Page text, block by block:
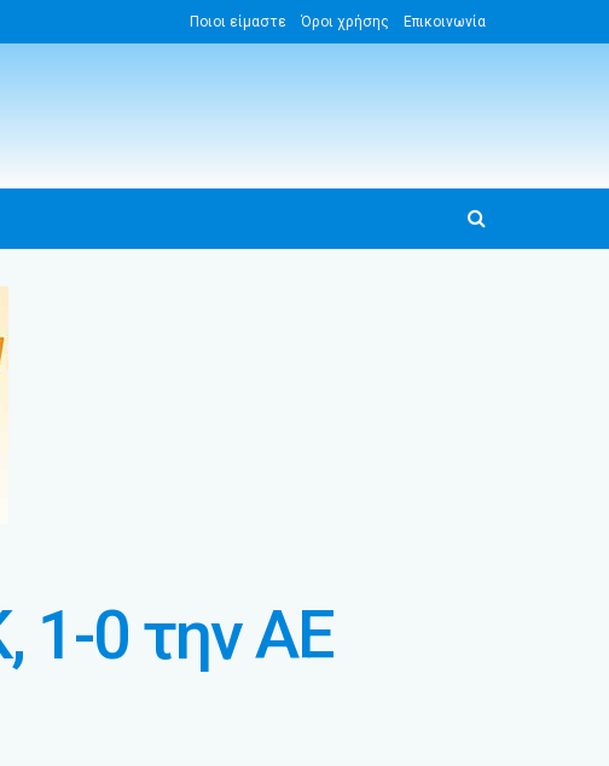
Ποιοι είμαστε Όροι χρήσης Επικοινωνία
1-0 την ΑΕ